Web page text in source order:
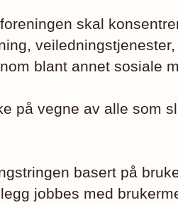
skal
blant annet sosiale
på vegne av alle som
basert på
jobbes med